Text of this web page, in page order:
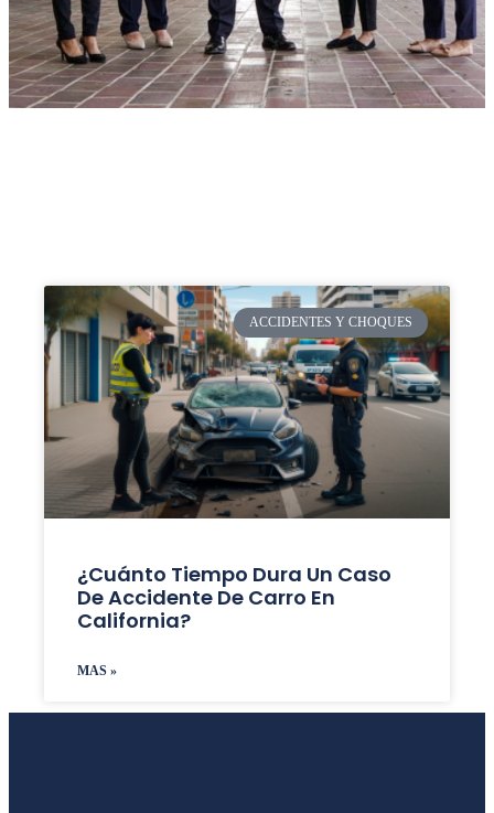
ACCIDENTES Y CHOQUES
¿Cuánto Tiempo Dura Un Caso
De Accidente De Carro En
California?
MAS »